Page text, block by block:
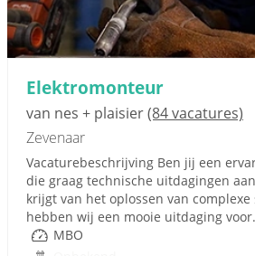
Elektromonteur
van nes + plaisier(84 vacatures)
Zevenaar
Vacaturebeschrijving Ben jij een
die graag technische uitdagingen
krijgt van het oplossen van complexe
hebben wij een mooie uitdaging
MBO